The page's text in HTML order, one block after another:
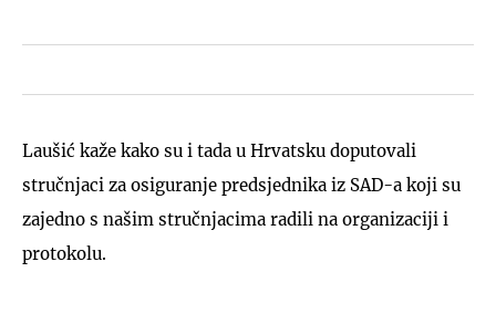
Laušić kaže kako su i tada u Hrvatsku doputovali
stručnjaci za osiguranje predsjednika iz SAD-a koji su
zajedno s našim stručnjacima radili na organizaciji i
protokolu.